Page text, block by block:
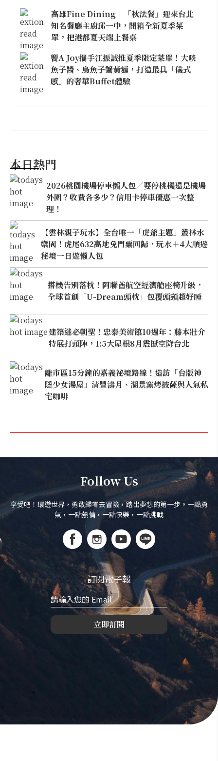
高雄Fine Dining｜「秋法餐」迎來台北
知名餐廳主廚邱一中，開箱全新夏季菜
單，把港都夏天端上餐桌
饗A Joy攜手江振誠推夏季限定菜單！大啖
魚子醬、烏魚子蟹黃麵，打造最具「儀式
感」的奢華Buffet體驗
本日熱門
2026桃園機場停車懶人包／要停桃機還是機場
外圍？收費各多少？信用卡停車優惠一次整
理！
【雲林親子玩水】全台唯一「虎爺主題」叢林水
樂園！虎尾632高地免門票回歸，玩水＋4大順遊
秘境一日遊懶人包
搭機告別落枕！阿聯酋航空經濟艙座椅升級，
全球首創「U-Dream頭枕」包覆頭頸超好睡
建築迷必朝聖！忠泰美術館10週年：藤本壯介
特展打頭陣，1:5大屋根8月震撼空降台北
離市區15分鐘的嘉義祕境路線！造訪「台版神
隱少女湯屋」清豐濤月、湖景窯烤披薩與人氣私
宅咖啡
Follow Us
享受吧！環遊世界，勇敢歸零去冒險，踏出夢想的第一步。一點勇
氣，一點熱情，一點快樂，一點挑戰
訂閱電子報
立即訂閱